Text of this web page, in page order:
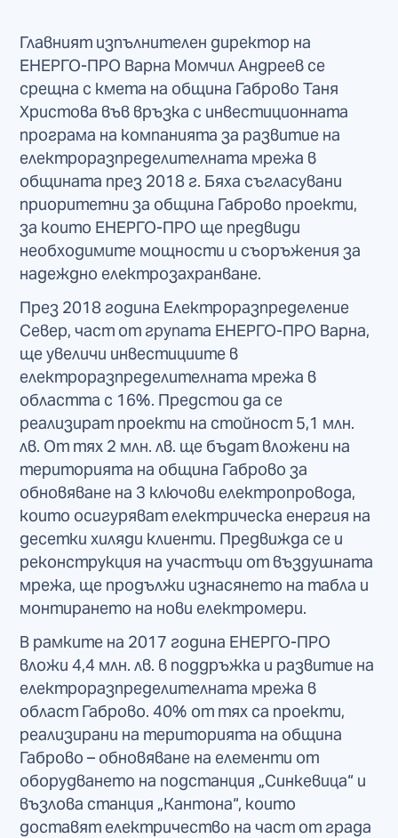
Главният изпълнителен директор на
ЕНЕРГО-ПРО Варна Момчил Андреев се
срещна с кмета на община Габрово Таня
Христова във връзка с инвестиционната
програма на компанията за развитие на
електроразпределителната мрежа в
общината през 2018 г. Бяха съгласувани
приоритетни за община Габрово проекти,
за които ЕНЕРГО-ПРО ще предвиди
необходимите мощности и съоръжения за
надеждно електрозахранване.
През 2018 година Електроразпределение
Север, част от групата ЕНЕРГО-ПРО Варна,
ще увеличи инвестициите в
електроразпределителната мрежа в
областта с 16%. Предстои да се
реализират проекти на стойност 5,1 млн.
лв. От тях 2 млн. лв. ще бъдат вложени на
територията на община Габрово за
обновяване на 3 ключови електропровода,
които осигуряват електрическа енергия на
десетки хиляди клиенти. Предвижда се и
реконструкция на участъци от въздушната
мрежа, ще продължи изнасянето на табла и
монтирането на нови електромери.
В рамките на 2017 година ЕНЕРГО-ПРО
вложи 4,4 млн. лв. в поддръжка и развитие на
електроразпределителната мрежа в
област Габрово. 40% от тях са проекти,
реализирани на територията на община
Габрово – обновяване на елементи от
оборудването на подстанция „Синкевица“ и
възлова станция „Кантона“, които
доставят електричество на част от града